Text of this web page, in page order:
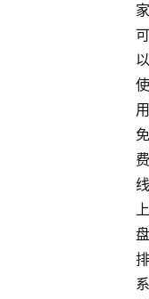
家
可
以
使
用
免
费
线
上
盘
排
系